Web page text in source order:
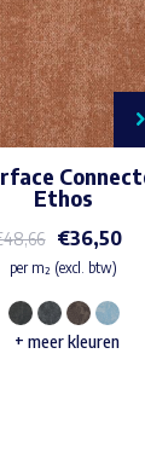
Ethos
48,66 €36,50
per m² (excl. btw)
Dit
+ meer kleuren